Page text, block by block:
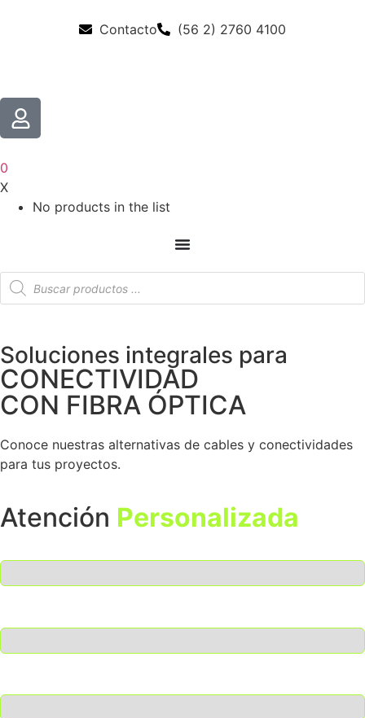
Contacto (56 2) 2760 4100
0
X
No products in the list
Soluciones integrales para
CONECTIVIDAD
CON FIBRA ÓPTICA
Conoce nuestras alternativas de cables y conectividades
para tus proyectos.
Atención Personalizada